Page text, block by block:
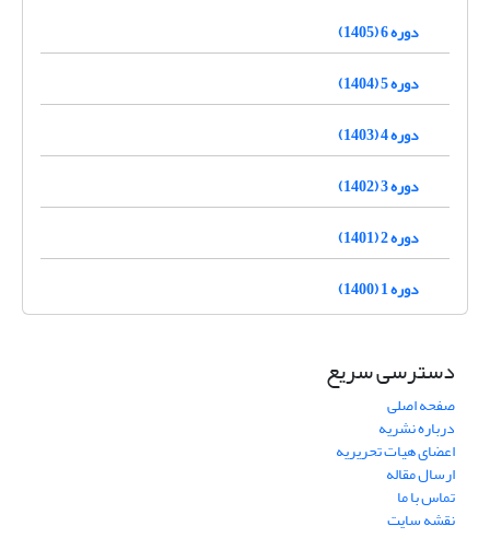
دوره 6 (1405)
دوره 5 (1404)
دوره 4 (1403)
دوره 3 (1402)
دوره 2 (1401)
دوره 1 (1400)
دسترسی سریع
صفحه اصلی
درباره نشریه
اعضای هیات تحریریه
ارسال مقاله
تماس با ما
نقشه سایت